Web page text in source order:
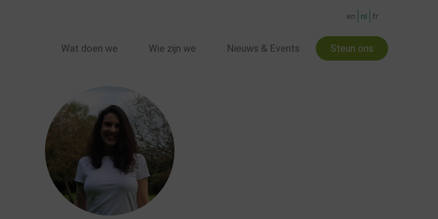
MAIN
Wat doen we Wie zijn we Nieuws & Events Steun ons
en nl fr